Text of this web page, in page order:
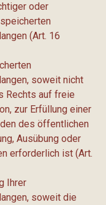
oder
(Art. 16
soweit nicht
Rechts auf freie
zur Erfüllung einer
des öffentlichen
Ausübung oder
erforderlich ist (Art.
Ihrer
soweit die